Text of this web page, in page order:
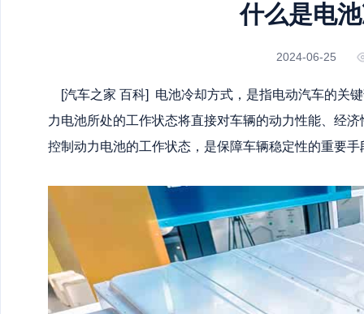
什么是电
2024-06-25
[汽车之家 百科] 电池冷却方式，是指电动汽车的关
力电池所处的工作状态将直接对车辆的动力性能、经
控制动力电池的工作状态，是保障车辆稳定性的重要手